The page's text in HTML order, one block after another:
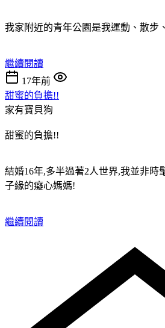
我家附近的青年公園是我運動、散步
繼續閱讀
17年前
甜蜜的負擔!!
家有寶貝狗
甜蜜的負擔!!
結婚16年,多半過著2人世界,我並非時
子緣的癡心媽媽!
繼續閱讀